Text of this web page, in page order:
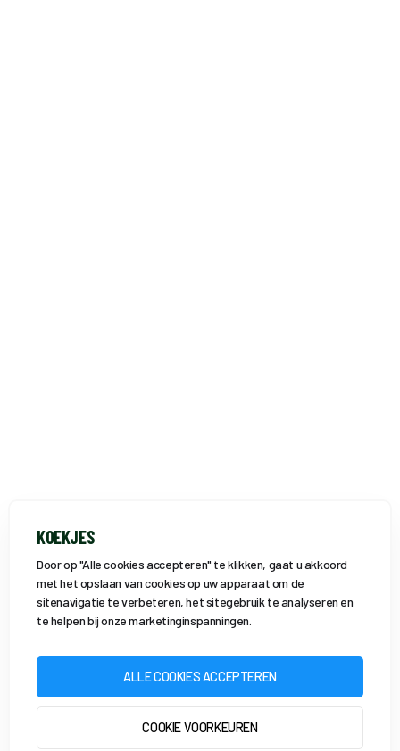
KOEKJES
Door op "Alle cookies accepteren" te klikken, gaat u akkoord
met het opslaan van cookies op uw apparaat om de
sitenavigatie te verbeteren, het sitegebruik te analyseren en
te helpen bij onze marketinginspanningen.
ALLE COOKIES ACCEPTEREN
COOKIE VOORKEUREN